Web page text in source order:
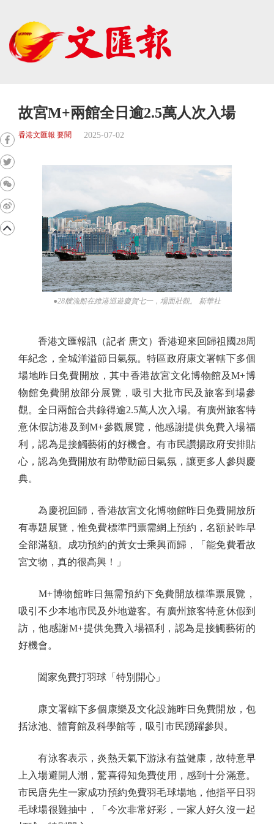
故宮M+兩館全日逾2.5萬人次入場
香港文匯報 要聞 2025-07-02
●28艘漁船在維港巡遊慶賀七一，場面壯觀。 新華社
香港文匯報訊（記者 唐文）香港迎來回歸祖國28周
年紀念，全城洋溢節日氣氛。特區政府康文署轄下多個
場地昨日免費開放，其中香港故宮文化博物館及M+博
物館免費開放部分展覽，吸引大批市民及旅客到場參
觀。全日兩館合共錄得逾2.5萬人次入場。有廣州旅客特
意休假訪港及到M+參觀展覽，他感謝提供免費入場福
利，認為是接觸藝術的好機會。有市民讚揚政府安排貼
心，認為免費開放有助帶動節日氣氛，讓更多人參與慶
典。
為慶祝回歸，香港故宮文化博物館昨日免費開放所
有專題展覽，惟免費標準門票需網上預約，名額於昨早
全部滿額。成功預約的黃女士乘興而歸，「能免費看故
宮文物，真的很高興！」
M+博物館昨日無需預約下免費開放標準票展覽，
吸引不少本地市民及外地遊客。有廣州旅客特意休假到
訪，他感謝M+提供免費入場福利，認為是接觸藝術的
好機會。
闔家免費打羽球「特別開心」
康文署轄下多個康樂及文化設施昨日免費開放，包
括泳池、體育館及科學館等，吸引市民踴躍參與。
有泳客表示，炎熱天氣下游泳有益健康，故特意早
上入場避開人潮，驚喜得知免費使用，感到十分滿意。
市民唐先生一家成功預約免費羽毛球場地，他指平日羽
毛球場很難抽中，「今次非常好彩，一家人好久沒一起